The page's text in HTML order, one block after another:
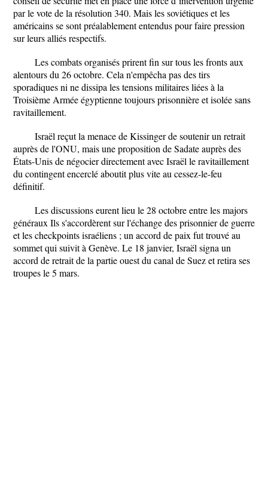
par le vote de la résolution 340. Mais les soviétiques et les
américains se sont préalablement entendus pour faire pression
sur leurs alliés respectifs.
Les combats organisés prirent fin sur tous les fronts aux
alentours du 26 octobre. Cela n'empêcha pas des tirs
sporadiques ni ne dissipa les tensions militaires liées à la
Troisième Armée égyptienne toujours prisonnière et isolée sans
ravitaillement.
Israël reçut la menace de Kissinger de soutenir un retrait
auprès de l'ONU, mais une proposition de Sadate auprès des
États-Unis de négocier directement avec Israël le ravitaillement
du contingent encerclé aboutit plus vite au cessez-le-feu
définitif.
Les discussions eurent lieu le 28 octobre entre les majors
généraux Ils s'accordèrent sur l'échange des prisonnier de guerre
et les checkpoints israéliens ; un accord de paix fut trouvé au
sommet qui suivit à Genève. Le 18 janvier, Israël signa un
accord de retrait de la partie ouest du canal de Suez et retira ses
troupes le 5 mars.